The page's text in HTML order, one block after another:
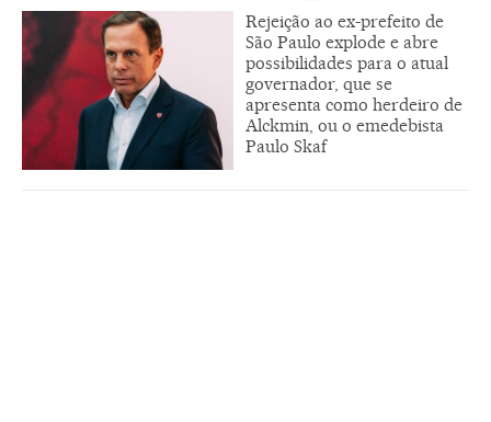
Rejeição ao ex-prefeito de
São Paulo explode e abre
possibilidades para o atual
governador, que se
apresenta como herdeiro de
Alckmin, ou o emedebista
Paulo Skaf